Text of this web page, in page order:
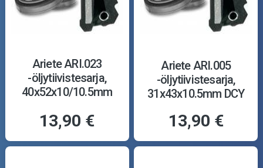
Ariete ARI.023
-öljytiivistesarja,
40x52x10/10.5mm
13,90 €
Ariete ARI.005
-öljytiivistesarja,
31x43x10.5mm DCY
13,90 €